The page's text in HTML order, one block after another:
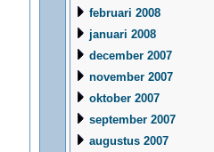
februari 2008
januari 2008
december 2007
november 2007
oktober 2007
september 2007
augustus 2007